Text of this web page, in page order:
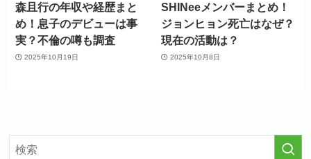
森且行の年収や経歴まと
め！息子のデビューは事
実？不倫の噂も調査
2025年10月19日
SHINeeメンバーまとめ！
ジョンヒョン死亡はなぜ？
現在の活動は？
2025年10月8日